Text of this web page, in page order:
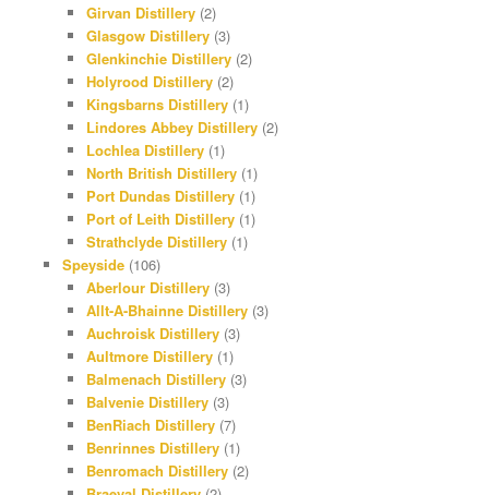
Girvan Distillery (2)
Glasgow Distillery (3)
Glenkinchie Distillery (2)
Holyrood Distillery (2)
Kingsbarns Distillery (1)
Lindores Abbey Distillery (2)
Lochlea Distillery (1)
North British Distillery (1)
Port Dundas Distillery (1)
Port of Leith Distillery (1)
Strathclyde Distillery (1)
Speyside(106)
Aberlour Distillery (3)
Allt-A-Bhainne Distillery (3)
Auchroisk Distillery (3)
Aultmore Distillery (1)
Balmenach Distillery (3)
Balvenie Distillery (3)
BenRiach Distillery (7)
Benrinnes Distillery (1)
Benromach Distillery (2)